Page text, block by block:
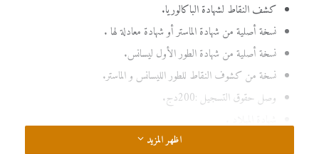
كشف النقاط لشهادة الباكالوريا.
نسخة أصلية من شهادة الماستر أو شهادة معادلة لها .
نسخة أصلية من شهادة الطور الأول ليسانس.
نسخة من كشوف النقاط للطور الليسانس و الماستر.
وصل حقوق التسجيل :200دج.
اظهر المزيد